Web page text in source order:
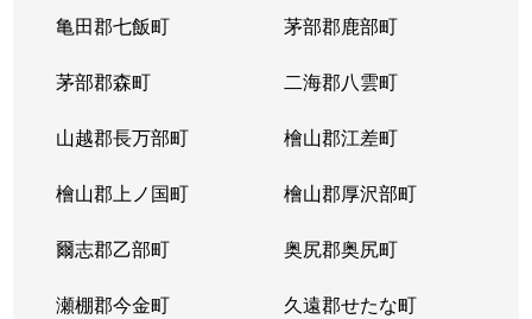
亀田郡七飯町 茅部郡鹿部町
茅部郡森町 二海郡八雲町
山越郡長万部町 檜山郡江差町
檜山郡上ノ国町 檜山郡厚沢部町
爾志郡乙部町 奥尻郡奥尻町
瀬棚郡今金町 久遠郡せたな町